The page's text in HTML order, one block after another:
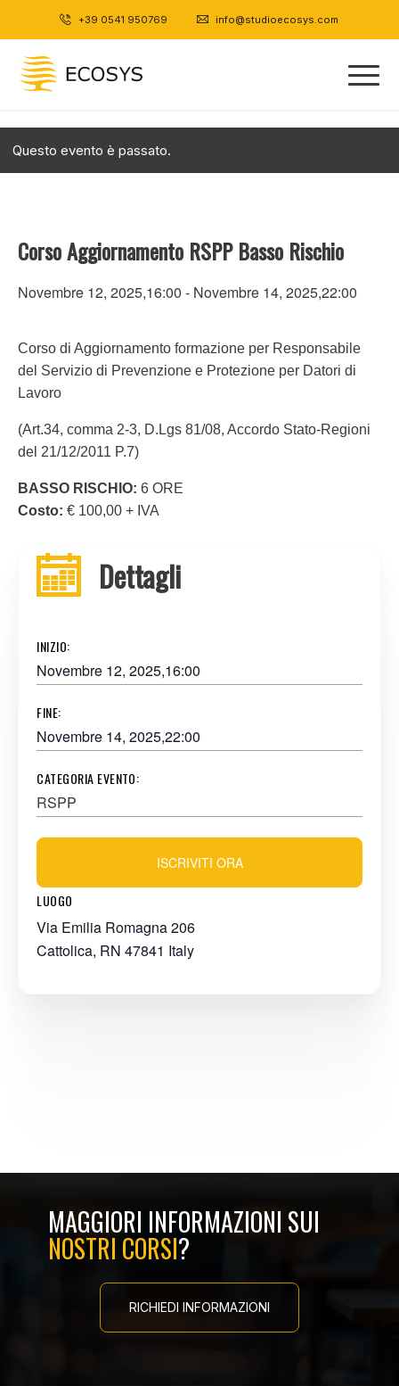
+39 0541 950769 info@studioecosys.com
Questo evento è passato.
Corso Aggiornamento RSPP Basso Rischio
Novembre 12, 2025,16:00 - Novembre 14, 2025,22:00
Corso di Aggiornamento formazione per Responsabile
del Servizio di Prevenzione e Protezione per Datori di
Lavoro
(Art.34, comma 2-3, D.Lgs 81/08, Accordo Stato-Regioni
del 21/12/2011 P.7)
BASSO RISCHIO: 6 ORE
Costo: € 100,00 + IVA
Dettagli
INIZIO:
Novembre 12, 2025,16:00
FINE:
Novembre 14, 2025,22:00
CATEGORIA EVENTO:
RSPP
LUOGO
Via Emilia Romagna 206
Cattolica, RN 47841 Italy
ISCRIVITI ORA
MAGGIORI INFORMAZIONI SUI
NOSTRI CORSI?
RICHIEDI INFORMAZIONI